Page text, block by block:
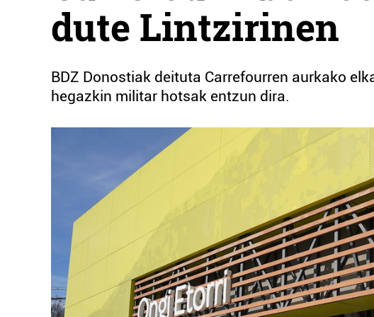
dute Lintzirinen
BDZ Donostiak deituta Carrefourren aurkako
hegazkin militar hotsak entzun dira.